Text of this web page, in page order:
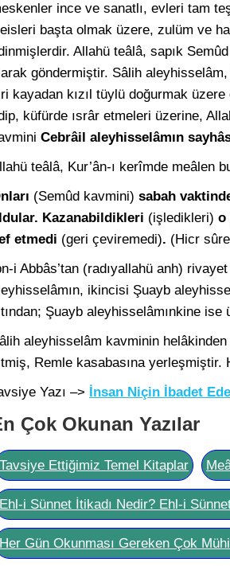
ince ve sanatlı, evleri tam
başta olmak üzere, zulüm ve
Allahü teâlâ, sapık
göndermiştir. Sâlih
kayadan kızıl tüylü doğurmak
küfürde ısrâr etmeleri üzerine,
Cebrâil aleyhisselâmın
teâlâ, Kur’ân-ı kerîmde meâlen
(Semûd kavmini) sabah
Kazanabildikleri (işledikleri) o
etmedi (geri çeviremedi). (Hicr
i Abbâs’tan (radıyallahü anh)
ikincisi Şuayb
Şuayb aleyhisselâmınkine ise
aleyhisselâm kavminin
Remle kasabasına yerleşmiştir.
Yazı –> İnsan Niçin İbadet
Çok Okunan Yazılar
Tavsiye Ettiğimiz Temel Kitaplar
Ehl-i Sünnet İtikadı Nedir? Ehl-i
Her Gün Okunması Gereken Çok